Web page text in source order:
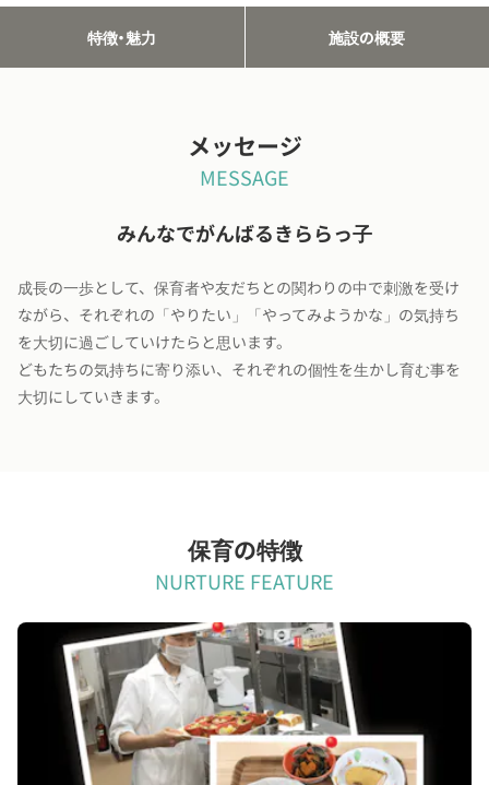
特徴・魅力 施設の概要
メッセージ
MESSAGE
みんなでがんばるきららっ子
成長の一歩として、保育者や友だちとの関わりの中で刺激を受け
ながら、それぞれの「やりたい」「やってみようかな」の気持ち
を大切に過ごしていけたらと思います。
どもたちの気持ちに寄り添い、それぞれの個性を生かし育む事を
大切にしていきます。
保育の特徴
NURTURE FEATURE